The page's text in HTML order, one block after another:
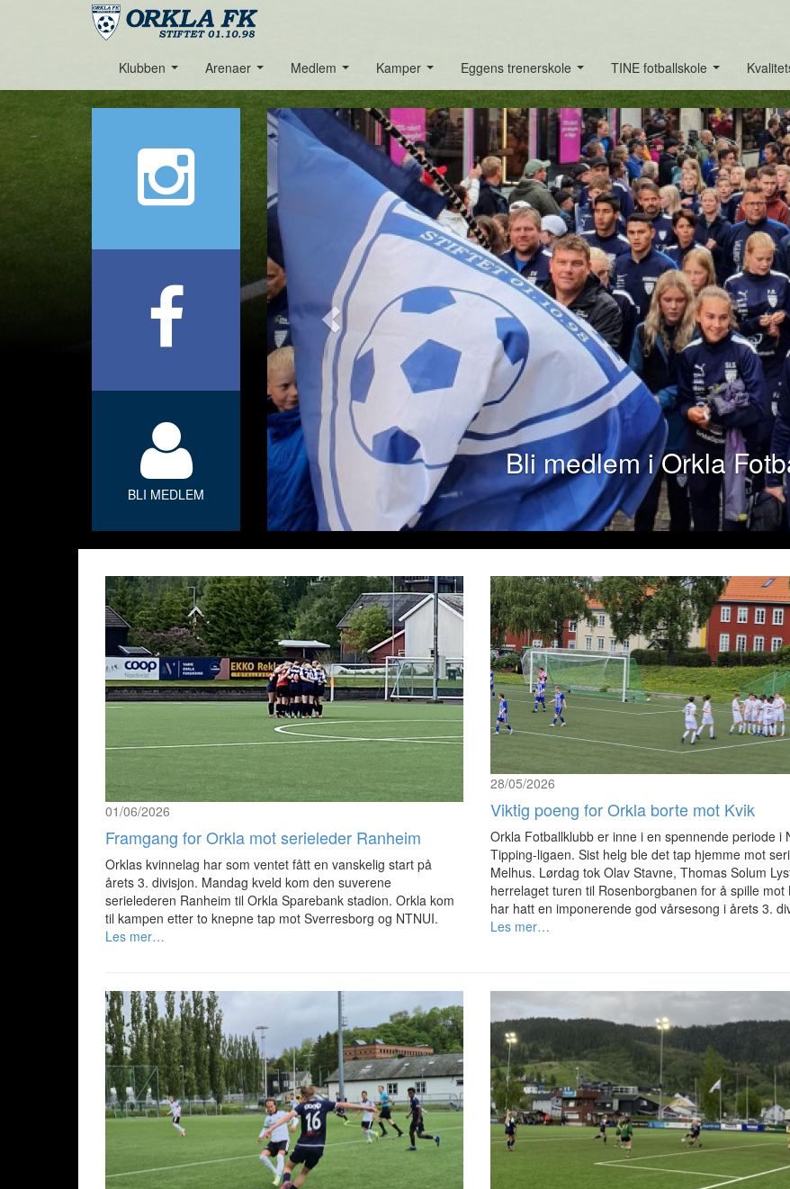
Klubben Arenaer Medlem Kamper Eggens trenerskole TINE fotballskole
BLI MEDLEM
Bli med i målklubben og
01/06/2026
Framgang for Orkla mot serieleder Ranheim
Orklas kvinnelag har som ventet fått en vanskelig start på
årets 3. divisjon. Mandag kveld kom den suverene
serielederen Ranheim til Orkla Sparebank stadion. Orkla kom
til kampen etter to knepne tap mot Sverresborg og NTNUI.
Les mer…
28/05/2026
Viktig poeng for Orkla borte mot Kvik
Orkla Fotballklubb er inne i en spennende periode i
Tipping-ligaen. Sist helg ble det tap hjemme mot
Melhus. Lørdag tok Olav Stavne, Thomas Solum
herrelaget turen til Rosenborgbanen for å spille mot
har hatt en imponerende god vårsesong i årets 3.
Les mer…